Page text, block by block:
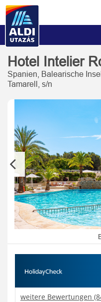
Hotel Intelier
Spanien, Balearische
Tamarell, s/n
Previous
weitere Bewertungen